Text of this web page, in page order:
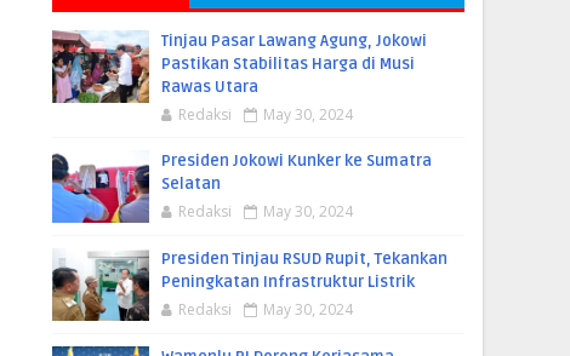
Tinjau Pasar Lawang Agung, Jokowi
Pastikan Stabilitas Harga di Musi
Rawas Utara
Redaksi May 30, 2024
Presiden Jokowi Kunker ke Sumatra
Selatan
Redaksi May 30, 2024
Presiden Tinjau RSUD Rupit, Tekankan
Peningkatan Infrastruktur Listrik
Redaksi May 30, 2024